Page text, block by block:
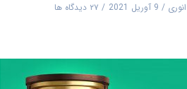
9 آوریل 2021 ۲۷ دیدگاه ها